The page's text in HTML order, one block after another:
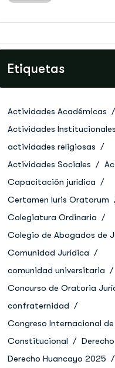
Etiquetas
Actividades Académicas
Actividades Institucionales
actividades religiosas
Actividades Sociales
Capacitación jurídica
Certamen Iuris Oratorum
Colegiatura Ordinaria
Colegio de Abogados de
Comunidad Jurídica
comunidad universitaria
Concurso de Oratoria
confraternidad
Congreso Internacional de
Constitucional
Derecho
Derecho Huancayo 2025